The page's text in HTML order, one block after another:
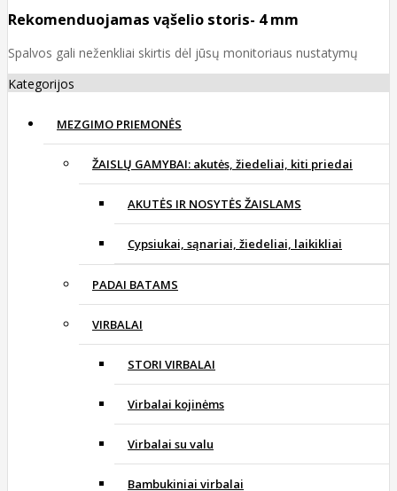
Rekomenduojamas vąšelio storis- 4 mm
Spalvos gali neženkliai skirtis dėl jūsų monitoriaus nustatymų
Kategorijos
MEZGIMO PRIEMONĖS
ŽAISLŲ GAMYBAI: akutės, žiedeliai, kiti priedai
AKUTĖS IR NOSYTĖS ŽAISLAMS
Cypsiukai, sąnariai, žiedeliai, laikikliai
PADAI BATAMS
VIRBALAI
STORI VIRBALAI
Virbalai kojinėms
Virbalai su valu
Bambukiniai virbalai